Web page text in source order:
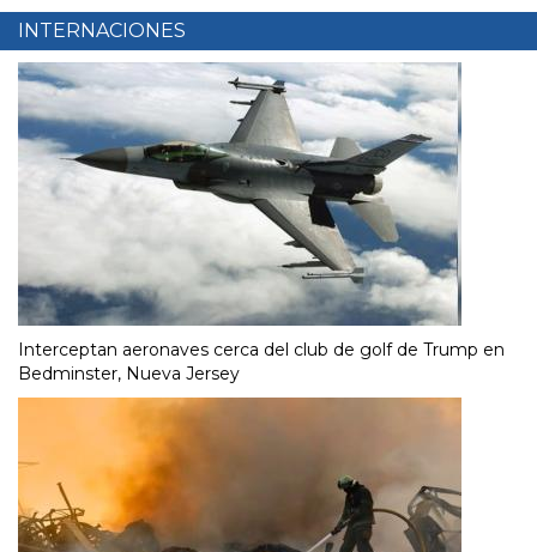
INTERNACIONES
Interceptan aeronaves cerca del club de golf de Trump en
Bedminster, Nueva Jersey